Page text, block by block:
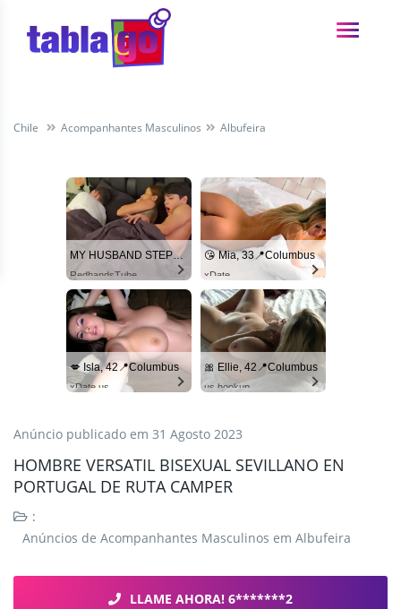
Chile Acompanhantes Masculinos Albufeira
MY HUSBAND STEPSON MISTAKENLY GIVES ME IN THE ASS
RedhandsTube
😘 Mia, 33📍Columbus
xDate
💋 Isla, 42📍Columbus
xDate.us
🎀 Ellie, 42📍Columbus
us.hookup
Anúncio publicado em 31 Agosto 2023
HOMBRE VERSATIL BISEXUAL SEVILLANO EN
PORTUGAL DE RUTA CAMPER
:
Anúncios de Acompanhantes Masculinos em Albufeira
LLAME AHORA! 6*******2